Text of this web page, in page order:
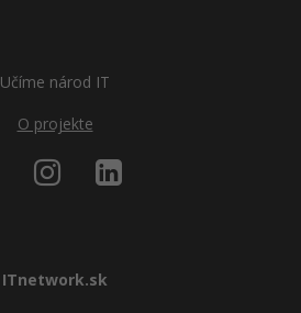
Učíme národ IT
O projekte
ITnetwork.sk